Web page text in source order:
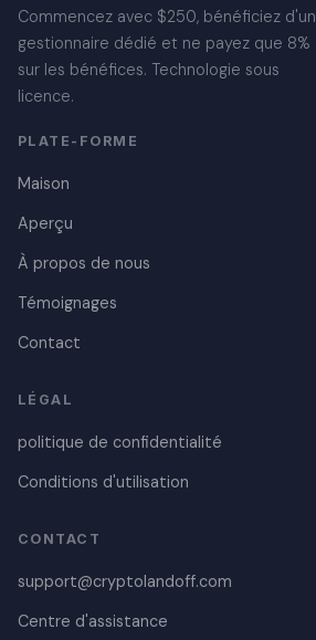
Commencez avec $250, bénéficiez d'un
gestionnaire dédié et ne payez que 8%
sur les bénéfices. Technologie sous
licence.
PLATE-FORME
Maison
Aperçu
À propos de nous
Témoignages
Contact
LÉGAL
politique de confidentialité
Conditions d'utilisation
CONTACT
support@cryptolandoff.com
Centre d'assistance
Italian
Swedish
Polish
Czech